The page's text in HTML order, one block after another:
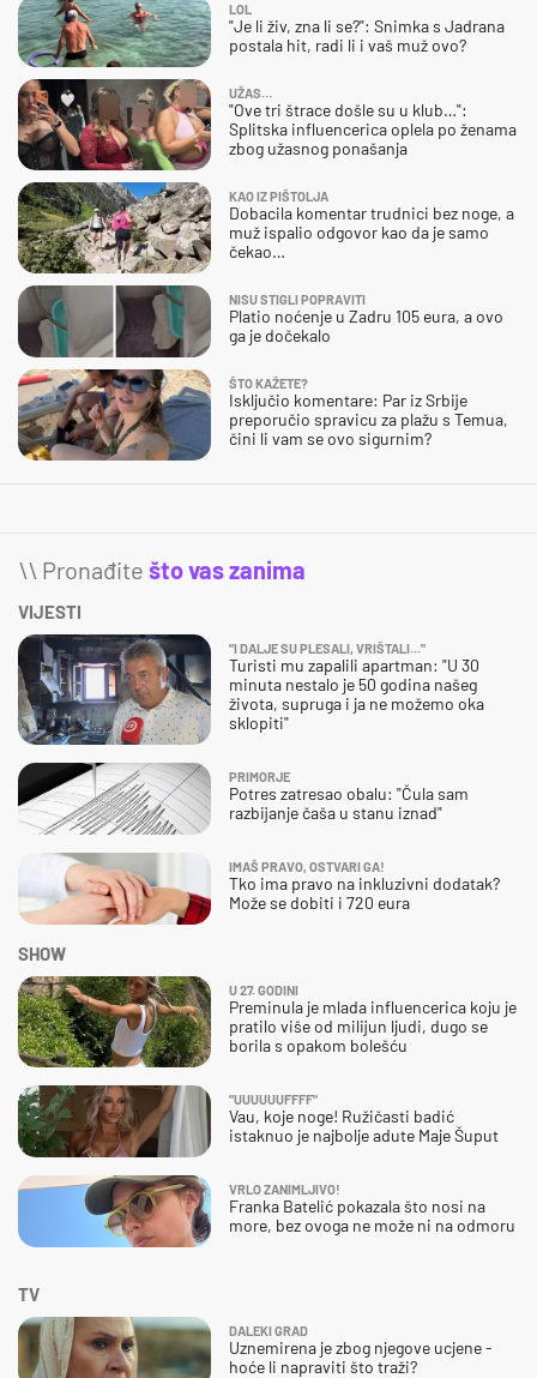
LOL
"Je li živ, zna li se?": Snimka s Jadrana
postala hit, radi li i vaš muž ovo?
UŽAS…
"Ove tri štrace došle su u klub…":
Splitska influencerica oplela po ženama
zbog užasnog ponašanja
KAO IZ PIŠTOLJA
Dobacila komentar trudnici bez noge, a
muž ispalio odgovor kao da je samo
čekao…
NISU STIGLI POPRAVITI
Platio noćenje u Zadru 105 eura, a ovo
ga je dočekalo
ŠTO KAŽETE?
Isključio komentare: Par iz Srbije
preporučio spravicu za plažu s Temua,
čini li vam se ovo sigurnim?
\\ Pronađite što vas zanima
VIJESTI
"I DALJE SU PLESALI, VRIŠTALI..."
Turisti mu zapalili apartman: "U 30
minuta nestalo je 50 godina našeg
života, supruga i ja ne možemo oka
sklopiti"
PRIMORJE
Potres zatresao obalu: "Čula sam
razbijanje čaša u stanu iznad"
IMAŠ PRAVO, OSTVARI GA!
Tko ima pravo na inkluzivni dodatak?
Može se dobiti i 720 eura
SHOW
U 27. GODINI
Preminula je mlada influencerica koju je
pratilo više od milijun ljudi, dugo se
borila s opakom bolešću
"UUUUUUFFFF"
Vau, koje noge! Ružičasti badić
istaknuo je najbolje adute Maje Šuput
VRLO ZANIMLJIVO!
Franka Batelić pokazala što nosi na
more, bez ovoga ne može ni na odmoru
TV
DALEKI GRAD
Uznemirena je zbog njegove ucjene -
hoće li napraviti što traži?